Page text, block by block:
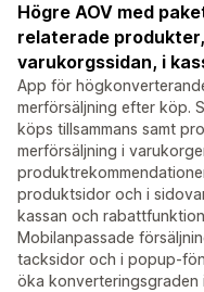
Högre AOV med
relaterade
varukorgssidan, i
App för
merförsäljning efter köp.
köps tillsammans samt
merförsäljning i
produktsidor och i
kassan och
Mobilanpassade
tacksidor och i popup-
öka konverteringsgraden